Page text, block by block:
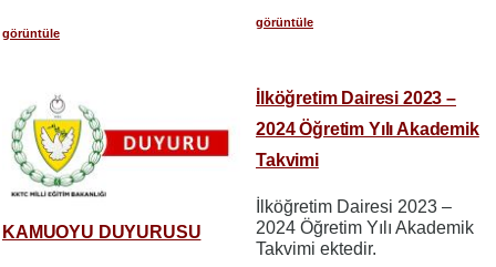
görüntüle
görüntüle
KAMUOYU DUYURUSU
İlköğretim Dairesi 2023 –
2024 Öğretim Yılı Akademik
Takvimi
İlköğretim Dairesi 2023 –
2024 Öğretim Yılı Akademik
Takvimi ektedir.